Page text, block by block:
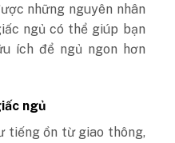
những nguyên nhân
ngủ có thể giúp bạn
ích để ngủ ngon hơn
ngủ
tiếng ồn từ giao thông,